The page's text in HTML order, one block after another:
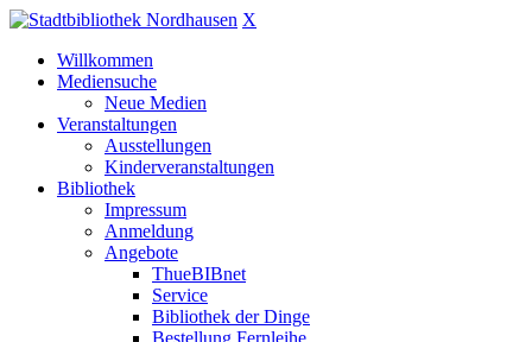
X
Willkommen
Mediensuche
Neue Medien
Veranstaltungen
Ausstellungen
Kinderveranstaltungen
Bibliothek
Impressum
Anmeldung
Angebote
ThueBIBnet
Service
Bibliothek der Dinge
Bestellung Fernleihe